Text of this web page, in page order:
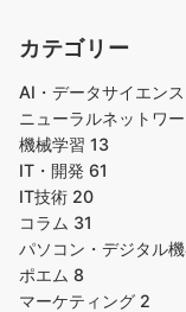
カテゴリー
AI・データサイエンス
ニューラルネットワ
機械学習 13
IT・開発 61
IT技術 20
コラム 31
パソコン・デジタル
ポエム 8
マーケティング 2